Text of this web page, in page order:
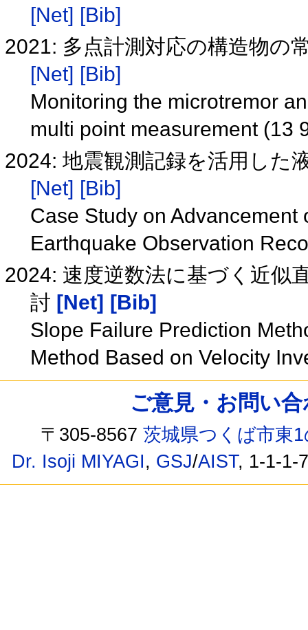
[Net] [Bib]
2021: 多点計測対応の構造物の
[Net] [Bib]
Monitoring the microtremor
multi point measurement (13
2024: 地震観測記録を活用した
[Net] [Bib]
Case Study on
Earthquake Observation
2024: 速度逆数法に基づく近似
討 [Net] [Bib]
Slope Failure Prediction
Method Based on Velocity
ご意見・お問い
〒305-8567茨城県つくば市東
Dr. Isoji MIYAGI, GSJ/AIST, 1-1-1-